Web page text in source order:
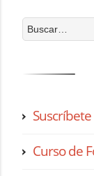
Curso de